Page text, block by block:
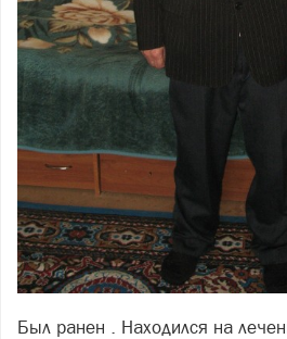
Был ранен . Находился на